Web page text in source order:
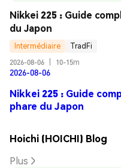
Nikkei 225 : Guide
du Japon
Intermédiaire
TradFi
2026-08-06
10-15m
2026-08-06
Nikkei 225 : Guide
phare du Japon
Hoichi (HOICHI) Blog
Plus